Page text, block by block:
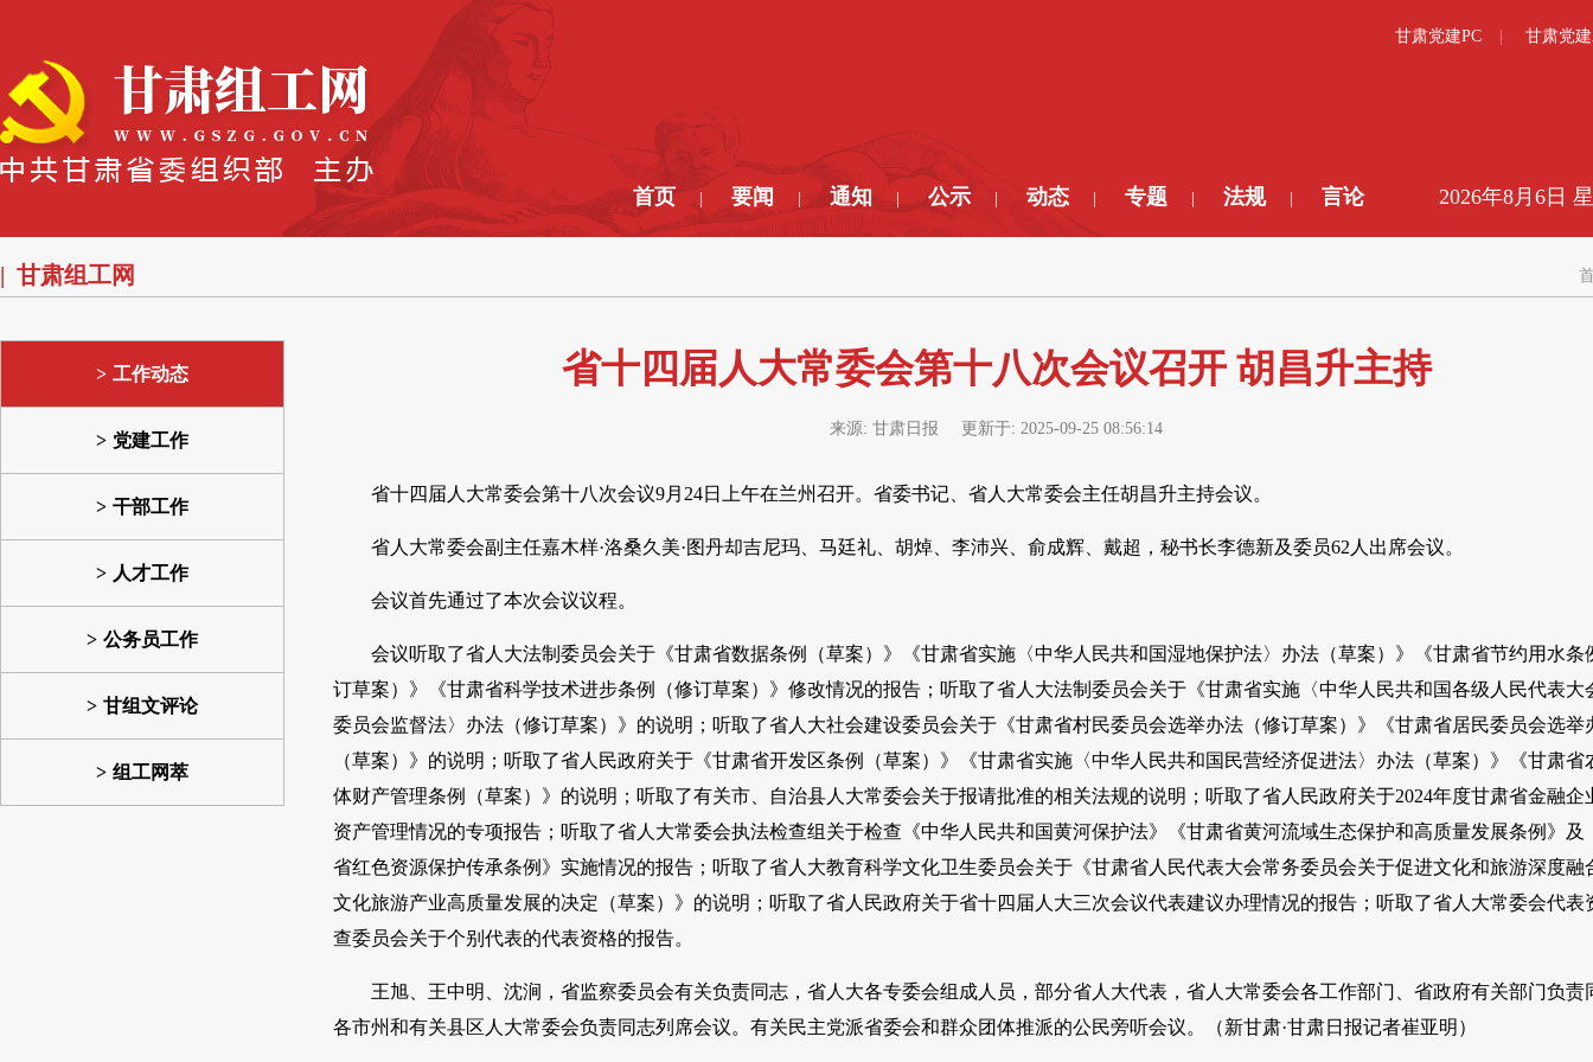
甘肃党建PC 甘肃党
首页 要闻 通知 公示 动态 专题 法规 言论 2026年8月6日
甘肃组工网
工作动态
党建工作
干部工作
人才工作
公务员工作
甘组文评论
组工网萃
省十四届人大常委会第十八次会议召开 胡昌升主持
来源: 甘肃日报 更新于: 2025-09-25 08:56:14
省十四届人大常委会第十八次会议9月24日上午在兰州召开。省委书记、省人大常委会主任胡昌升主持会议。
省人大常委会副主任嘉木样·洛桑久美·图丹却吉尼玛、马廷礼、胡焯、李沛兴、俞成辉、戴超，秘书长李德新及委员62人出席会议。
会议首先通过了本次会议议程。
会议听取了省人大法制委员会关于《甘肃省数据条例（草案）》《甘肃省实施〈中华人民共和国湿地保护法〉办法（草案）》《甘肃省节约用水条
订草案）》《甘肃省科学技术进步条例（修订草案）》修改情况的报告；听取了省人大法制委员会关于《甘肃省实施〈中华人民共和国各级人民代表大
委员会监督法〉办法（修订草案）》的说明；听取了省人大社会建设委员会关于《甘肃省村民委员会选举办法（修订草案）》《甘肃省居民委员会选举
（草案）》的说明；听取了省人民政府关于《甘肃省开发区条例（草案）》《甘肃省实施〈中华人民共和国民营经济促进法〉办法（草案）》《甘肃省
体财产管理条例（草案）》的说明；听取了有关市、自治县人大常委会关于报请批准的相关法规的说明；听取了省人民政府关于2024年度甘肃省金融企
资产管理情况的专项报告；听取了省人大常委会执法检查组关于检查《中华人民共和国黄河保护法》《甘肃省黄河流域生态保护和高质量发展条例》及
省红色资源保护传承条例》实施情况的报告；听取了省人大教育科学文化卫生委员会关于《甘肃省人民代表大会常务委员会关于促进文化和旅游深度融
文化旅游产业高质量发展的决定（草案）》的说明；听取了省人民政府关于省十四届人大三次会议代表建议办理情况的报告；听取了省人大常委会代表
查委员会关于个别代表的代表资格的报告。
王旭、王中明、沈涧，省监察委员会有关负责同志，省人大各专委会组成人员，部分省人大代表，省人大常委会各工作部门、省政府有关部门负责
各市州和有关县区人大常委会负责同志列席会议。有关民主党派省委会和群众团体推派的公民旁听会议。（新甘肃·甘肃日报记者崔亚明）